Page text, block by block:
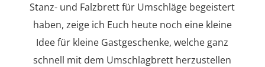
Stanz- und Falzbrett für Umschläge begeistert
haben, zeige ich Euch heute noch eine kleine
Idee für kleine Gastgeschenke, welche ganz
schnell mit dem Umschlagbrett herzustellen